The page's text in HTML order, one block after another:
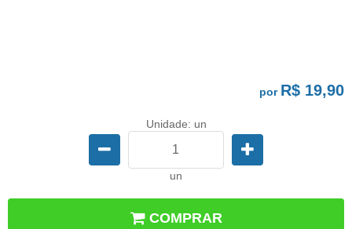
por R$ 19,90
Unidade: un
un
COMPRAR